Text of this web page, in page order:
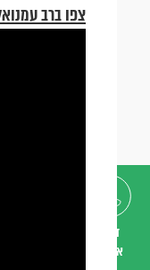
דברו
איתנו
צפו ברב